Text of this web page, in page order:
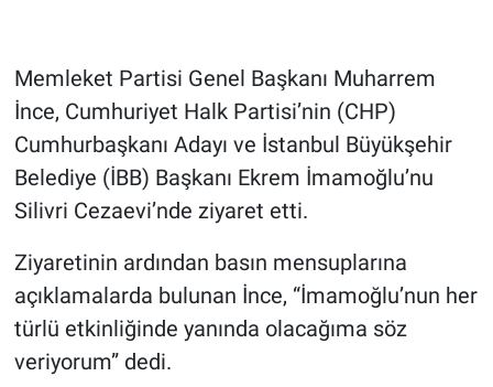
Memleket Partisi Genel Başkanı Muharrem
İnce, Cumhuriyet Halk Partisi’nin (CHP)
Cumhurbaşkanı Adayı ve İstanbul Büyükşehir
Belediye (İBB) Başkanı Ekrem İmamoğlu’nu
Silivri Cezaevi’nde ziyaret etti.
Ziyaretinin ardından basın mensuplarına
açıklamalarda bulunan İnce, “İmamoğlu’nun her
türlü etkinliğinde yanında olacağıma söz
veriyorum” dedi.
Kimdir
Koronavirüs
Ne demişti
Nedir